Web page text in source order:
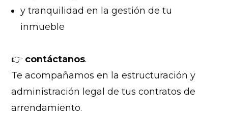
y tranquilidad en la gestión de tu
inmueble
👉 contáctanos.
Te acompañamos en la estructuración y
administración legal de tus contratos de
arrendamiento.